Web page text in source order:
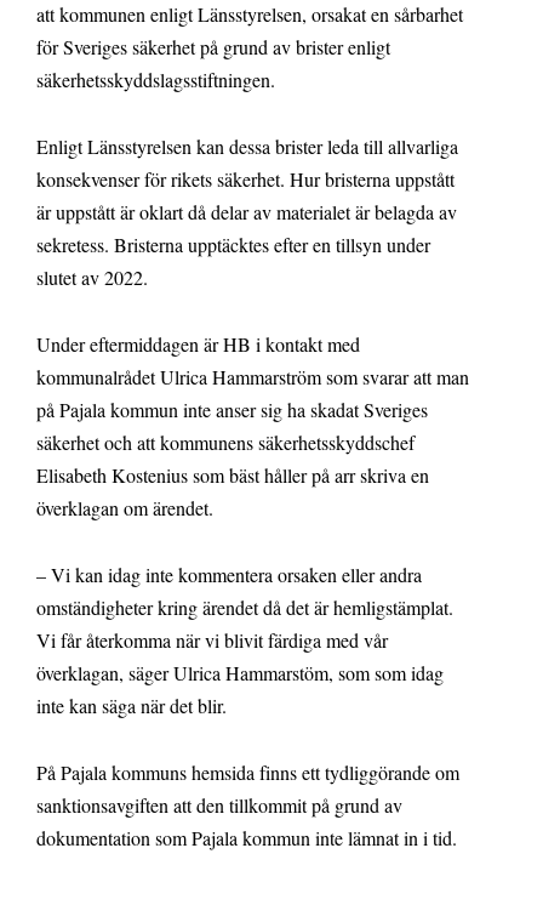
att kommunen enligt Länsstyrelsen, orsakat en sårbarhet
för Sveriges säkerhet på grund av brister enligt
säkerhetsskyddslagsstiftningen.
Enligt Länsstyrelsen kan dessa brister leda till allvarliga
konsekvenser för rikets säkerhet. Hur bristerna uppstått
är uppstått är oklart då delar av materialet är belagda av
sekretess. Bristerna upptäcktes efter en tillsyn under
slutet av 2022.
Under eftermiddagen är HB i kontakt med
kommunalrådet Ulrica Hammarström som svarar att man
på Pajala kommun inte anser sig ha skadat Sveriges
säkerhet och att kommunens säkerhetsskyddschef
Elisabeth Kostenius som bäst håller på arr skriva en
överklagan om ärendet.
– Vi kan idag inte kommentera orsaken eller andra
omständigheter kring ärendet då det är hemligstämplat.
Vi får återkomma när vi blivit färdiga med vår
överklagan, säger Ulrica Hammarstöm, som som idag
inte kan säga när det blir.
På Pajala kommuns hemsida finns ett tydliggörande om
sanktionsavgiften att den tillkommit på grund av
dokumentation som Pajala kommun inte lämnat in i tid.